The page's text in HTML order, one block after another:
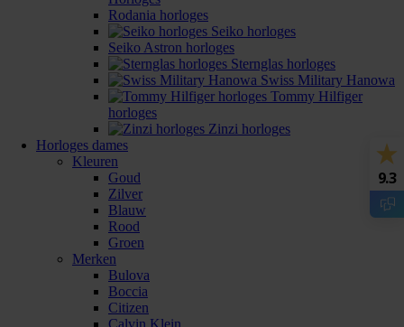
Rodania horloges
Seiko horloges
Seiko Astron horloges
Sternglas horloges
Swiss Military Hanowa
Tommy Hilfiger
horloges
Zinzi horloges
Horloges dames
Kleuren
Goud
Zilver
Blauw
Rood
Groen
Merken
Bulova
Boccia
Citizen
Calvin Klein
9.3